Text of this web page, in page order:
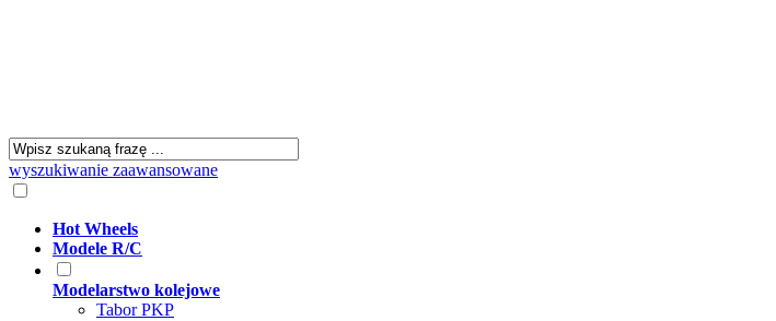
wyszukiwanie zaawansowane
Hot Wheels
Modele R/C
Modelarstwo kolejowe
Tabor PKP